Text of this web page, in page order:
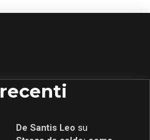
De Santis Leo su